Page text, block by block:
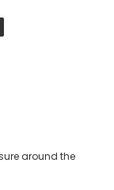
around the